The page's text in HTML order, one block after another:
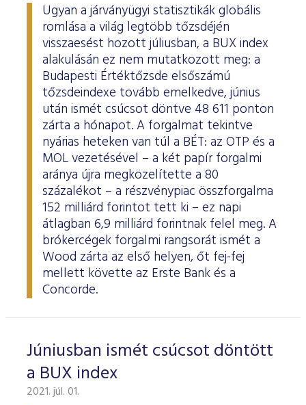
Ugyan a járványügyi statisztikák globális
romlása a világ legtöbb tőzsdéjén
visszaesést hozott júliusban, a BUX index
alakulásán ez nem mutatkozott meg: a
Budapesti Értéktőzsde elsőszámú
tőzsdeindexe tovább emelkedve, június
után ismét csúcsot döntve 48 611 ponton
zárta a hónapot. A forgalmat tekintve
nyárias heteken van túl a BÉT: az OTP és a
MOL vezetésével – a két papír forgalmi
aránya újra megközelítette a 80
százalékot – a részvénypiac összforgalma
152 milliárd forintot tett ki – ez napi
átlagban 6,9 milliárd forintnak felel meg. A
brókercégek forgalmi rangsorát ismét a
Wood zárta az első helyen, őt fej-fej
mellett követte az Erste Bank és a
Concorde.
Júniusban ismét csúcsot döntött
a BUX index
2021. júl. 01.